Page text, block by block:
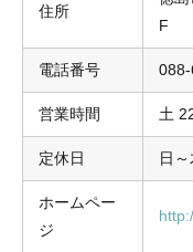
住所
F
電話番号
営業時間 土
定休日 日～
ホームペー
ジ